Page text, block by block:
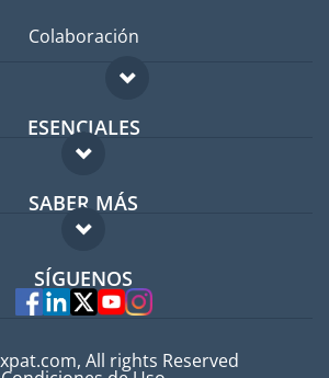
Colaboración
ESENCIALES
Foro para expatriados
Guía para expatriados
en el extranjero
SABER MÁS
FAQ
Expertos
SÍGUENOS
All rights Reserved